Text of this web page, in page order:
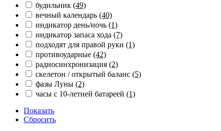
будильник (49)
вечный календарь (40)
индикатор день/ночь (1)
индикатор запаса хода (7)
подходят для правой руки (1)
противоударные (42)
радиосинхронизация (2)
скелетон / открытый баланс (5)
фазы Луны (2)
часы с 10-летней батареей (1)
Показать
Сбросить